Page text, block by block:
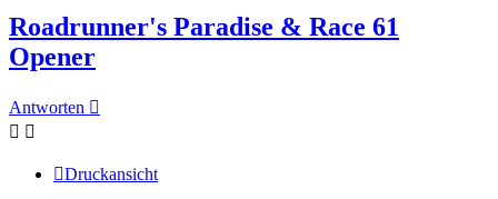
letzten
Beitrag
Roadrunner's Paradise & Race 61
Opener
Antworten
Druckansicht